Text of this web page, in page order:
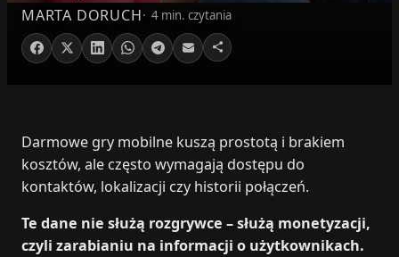
MARTA DORUCH 4 min. czytania
Darmowe gry mobilne kuszą prostotą i brakiem
kosztów, ale często wymagają dostępu do
kontaktów, lokalizacji czy historii połączeń.
Te dane nie służą rozgrywce – służą monetyzacji,
czyli zarabianiu na informacji o użytkownikach.